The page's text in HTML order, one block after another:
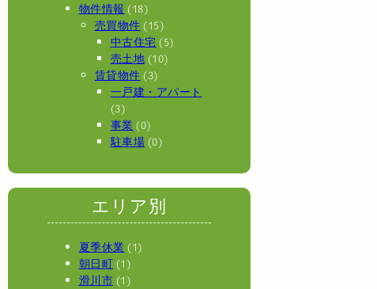
物件情報 (18)
売買物件 (15)
中古住宅 (5)
売土地 (10)
賃貸物件 (3)
一戸建・アパート
(3)
事業 (0)
駐車場 (0)
エリア別
夏季休業 (1)
朝日町 (1)
滑川市 (1)